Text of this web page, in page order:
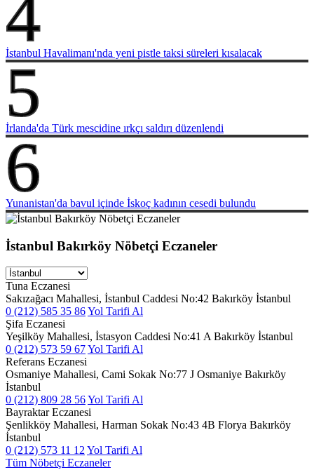
4
İstanbul Havalimanı'nda yeni pistle taksi süreleri kısalacak
5
İrlanda'da Türk mescidine ırkçı saldırı düzenlendi
6
Yunanistan'da bavul içinde İskoç kadının cesedi bulundu
İstanbul Bakırköy Nöbetçi Eczaneler
Tuna Eczanesi
Sakızağacı Mahallesi, İstanbul Caddesi No:42 Bakırköy İstanbul
0 (212) 585 35 86Yol Tarifi Al
Şifa Eczanesi
Yeşilköy Mahallesi, İstasyon Caddesi No:41 A Bakırköy İstanbul
0 (212) 573 59 67Yol Tarifi Al
Referans Eczanesi
Osmaniye Mahallesi, Cami Sokak No:77 J Osmaniye Bakırköy
İstanbul
0 (212) 809 28 56Yol Tarifi Al
Bayraktar Eczanesi
Şenlikköy Mahallesi, Harman Sokak No:43 4B Florya Bakırköy
İstanbul
0 (212) 573 11 12 Yol Tarifi Al
Tüm Nöbetçi Eczaneler